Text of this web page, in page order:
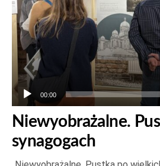
00:00
Niewyobrażalne.
synagogach